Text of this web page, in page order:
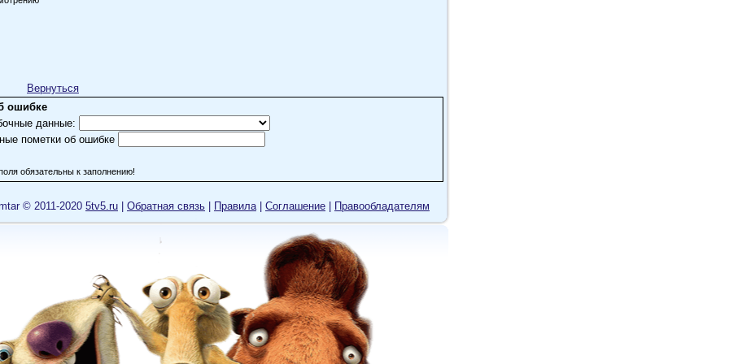
Вернуться
ошибке
данные:
пометки об ошибке
обязательны к заполнению!
© 2011-2020 5tv5.ru Обратная связь Правила| Cоглашение Правообладателям